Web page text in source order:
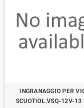
INGRANAGGIO PER
SCUOTIOL.VSQ-12V-13